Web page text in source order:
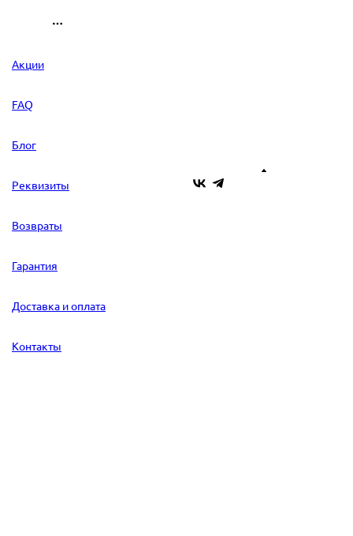
Акции
FAQ
Блог
Реквизиты
Возвраты
Гарантия
Доставка и оплата
Контакты